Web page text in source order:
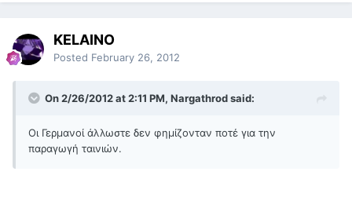
KELAINO
Posted February 26, 2012
On 2/26/2012 at 2:11 PM, Nargathrod said:
Οι Γερμανοί άλλωστε δεν φημίζονταν ποτέ για την
παραγωγή ταινιών.